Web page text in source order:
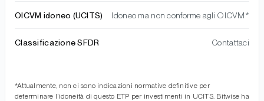
OICVM idoneo (UCITS) Idoneo ma non conforme agli OICVM*
Classificazione SFDR Contattaci
*Attualmente, non ci sono indicazioni normative definitive per
determinare l’idoneità di questo ETP per investimenti in UCITS. Bitwise ha